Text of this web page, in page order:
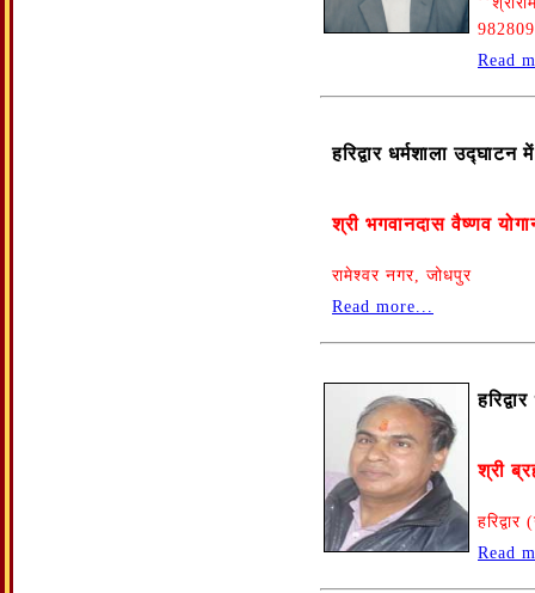
Read
हरिद्वार धर्मशाला
श्री भगवानदास वैष्णव
रामेश्वर नगर, जोधपुर
Read more...
श्री
Read